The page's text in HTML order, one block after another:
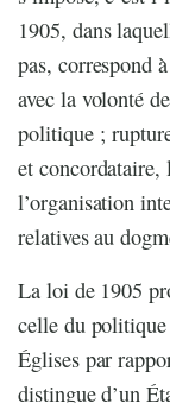
1905, dans
pas, correspond
avec la volonté
politique ;
et concordataire,
l’organisation
relatives au
La loi de 1905
celle du
Églises par
distingue d’un